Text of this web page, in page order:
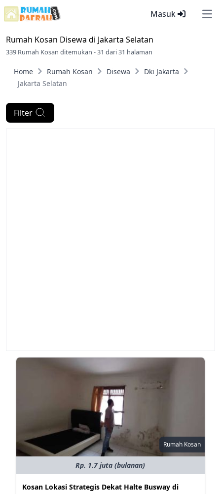
Masuk
Rumah Kosan Disewa di Jakarta Selatan
339 Rumah Kosan ditemukan - 31 dari 31 halaman
Home Rumah Kosan Disewa
Dki Jakarta
Jakarta Selatan
Filter
Rumah Kosan
Rp. 1.7 juta (bulanan)
Kosan Lokasi Strategis Dekat Halte Busway di